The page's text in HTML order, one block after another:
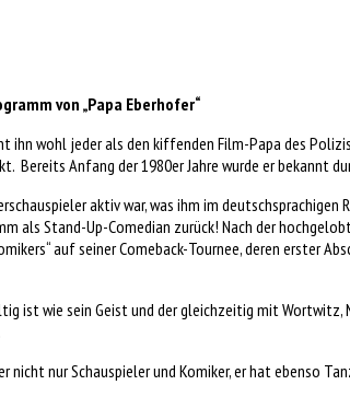
von „Papa Eberhofer“
wohl jeder als den kiffenden Film-Papa des
Anfang der 1980er Jahre wurde er bekannt
aktiv war, was ihm im
als Stand-Up-Comedian zurück! Nach der
auf seiner Comeback-Tournee, deren erster
ist wie sein Geist und der gleichzeitig mit
nicht nur Schauspieler und Komiker, er hat ebenso